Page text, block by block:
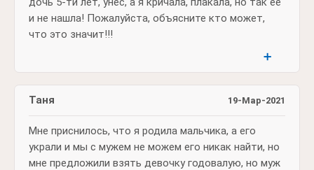
и не нашла! Пожалуйста, объясните кто может,
что это значит!!!
➕
19-Мар-2021
Таня
Мне приснилось, что я родила мальчика, а его
украли и мы с мужем не можем его никак найти, но
мне предложили взять девочку годовалую, но муж